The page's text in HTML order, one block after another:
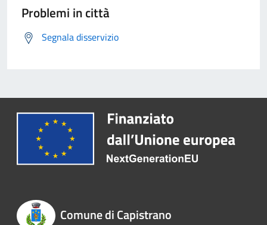
Problemi in città
Segnala disservizio
Comune di Capistrano